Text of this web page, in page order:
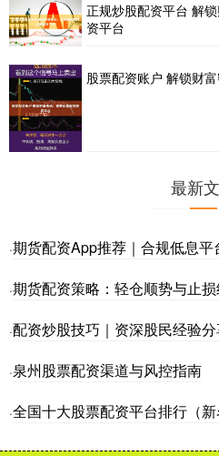
正规炒股配资平台 解
资平台
股票配资账户 解锁财
最新
·期货配资App推荐｜合规低息平
·期货配资策略：轻仓顺势与止
·配资炒股技巧｜资深股民经验
·泉州股票配资渠道与风控指南
·全国十大股票配资平台排行（新